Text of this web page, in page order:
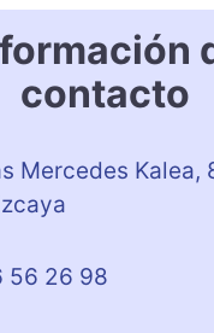
contacto
Mercedes Kalea,
56 26 98